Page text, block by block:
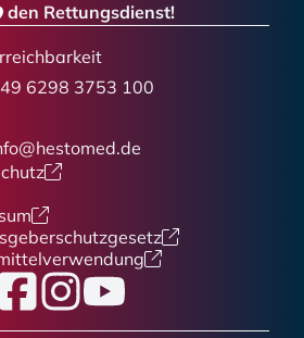
den Rettungsdienst!
6298 3753 100
Instagram
YouTube